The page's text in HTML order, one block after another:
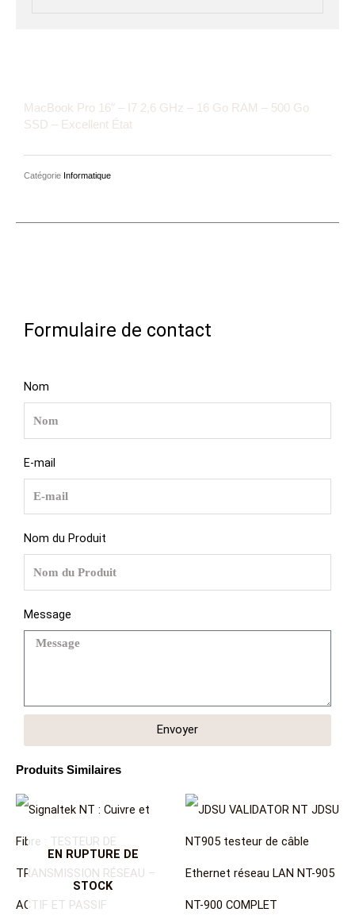
Formulaire de contact
Nom
E-mail
Nom du Produit
Message
Envoyer
Produits Similaires
EN RUPTURE DE
STOCK
MacBook Pro 16″ – I7 2,6 GHz – 16 Go RAM – 500 Go
SSD – Excellent État
Catégorie Informatique